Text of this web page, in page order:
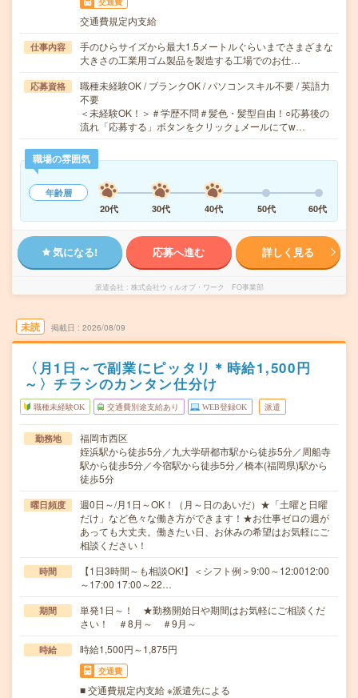
交通費規定内支給
仕事内容
手のひらサイズから最大1.5メートルぐらいまでさまざまな
大きさの工業用ゴム製品を製造する工場でのお仕…
応募資格
職種未経験OK / ブランクOK / パソコンスキル不要 / 英語力
不要
＜未経験OK！＞＃学歴不問＃髪色・髪型自由！○応募後の
流れ「応募する」ボタンをクリック↓メールにてw…
職場の雰囲気
年齢層
20代
30代 40代 50代 60代
気になる! 応募へ進む 詳しく見る
派遣会社 株式会社ウィルオブ・ワーク FO事業部
未読 掲載日 2026/08/09
〈月1日～で副業にピッタリ＊時給1,500円
～〉チラシのカンタン仕分け
職種未経験OK 交通費別途支給あり WEB登録OK 派遣
勤務地
福岡市西区
姪浜駅から徒歩5分／九大学研都市駅から徒歩5分／周船寺
駅から徒歩5分／今宿駅から徒歩5分／橋本(福岡県)駅から
徒歩5分
曜日頻度
週0日～/月1日～OK！（月～日のあいだ）★「土曜と日曜
だけ」など色々な働き方ができます！★お仕事ゼロの週が
あっても大丈夫。働きたい日、お休みの希望はお気軽にご
相談ください！
時間
【1日3時間～も相談OK!】＜シフト例＞9:00～12:0012:00
～17:00 17:00～22…
期間
単発1日～！ ★勤務開始日や期間はお気軽にご相談くだ
さい！ ＃8月～ ＃9月～
時給 時給1,500円～1,875円
交通費
■ 交通費規定内支給 ※派遣先による